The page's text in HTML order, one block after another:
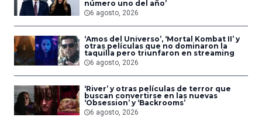
número uno del año’
6 agosto, 2026
‘Amos del Universo’, ‘Mortal Kombat II’ y
otras películas que no dominaron la
taquilla pero triunfaron en streaming
6 agosto, 2026
‘River’ y otras películas de terror que
buscan convertirse en las nuevas
‘Obsession’ y ‘Backrooms’
6 agosto, 2026